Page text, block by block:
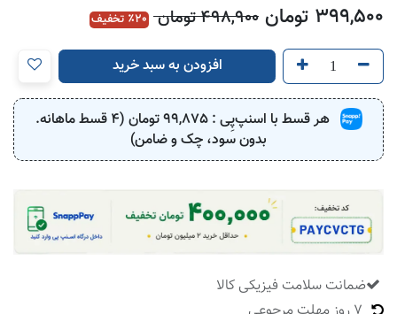
399,500 تومان 498,900تومان 20٪ تخفیف
افزودن به سبد خرید
هر قسط با اسنپ‌پِی :99,875
تومان (4 قسط ماهانه.
بدون سود، چک و ضامن)
ضمانت سلامت فیزیکی کالا